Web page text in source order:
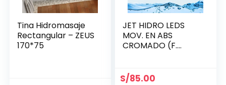
Tina Hidromasaje
Rectangular – ZEUS
170*75
JET HIDRO LEDS
MOV. EN ABS
CROMADO (F.
«LG»
S/85.00